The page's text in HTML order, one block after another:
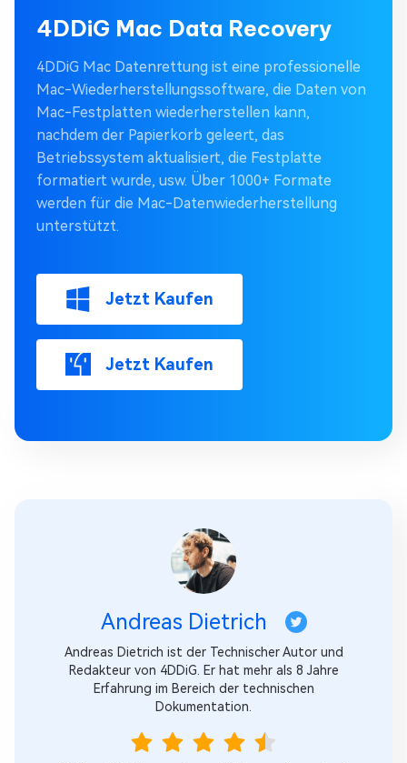
4DDiG Mac Data Recovery
4DDiG Mac Datenrettung ist eine professionelle
Mac-Wiederherstellungssoftware, die Daten von
Mac-Festplatten wiederherstellen kann,
nachdem der Papierkorb geleert, das
Betriebssystem aktualisiert, die Festplatte
formatiert wurde, usw. Über 1000+ Formate
werden für die Mac-Datenwiederherstellung
unterstützt.
Jetzt Kaufen
Jetzt Kaufen
Andreas Dietrich
Andreas Dietrich ist der Technischer Autor und
Redakteur von 4DDiG. Er hat mehr als 8 Jahre
Erfahrung im Bereich der technischen
Dokumentation.